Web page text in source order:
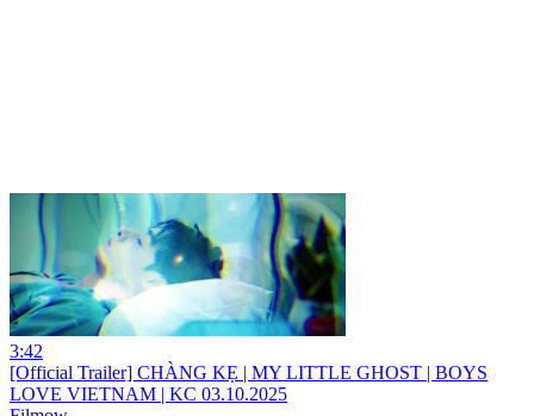
3:42
[Official Trailer] CHÀNG KẸ | MY LITTLE GHOST | BOYS
LOVE VIETNAM | KC 03.10.2025